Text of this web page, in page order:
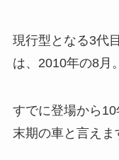
現行型となる3代
は、2010年の8月。
すでに登場から
末期の車と言えま